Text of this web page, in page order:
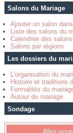
Salons du Mariage
Ajouter un salon
Liste des salons du
Calendrier des
Salons par régions
Les dossiers du
L'organisation du
Histoire et traditions
Formalités du
Autour du mariage
Sondage
Allez-